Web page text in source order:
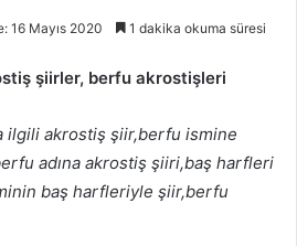
16 Mayıs 2020 1 dakika okuma süresi
şiirler, berfu akrostişleri
akrostiş şiir,berfu ismine
adına akrostiş şiiri,baş harfleri
baş harfleriyle şiir,berfu